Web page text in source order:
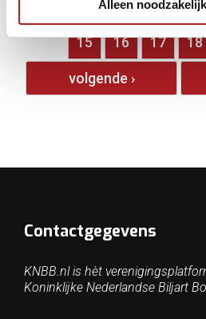
Alleen
10 11 12
15 16 17 18
volgende ›
Contactgegevens
KNBB.nl is hèt
Koninklijke Nederlandse Biljart